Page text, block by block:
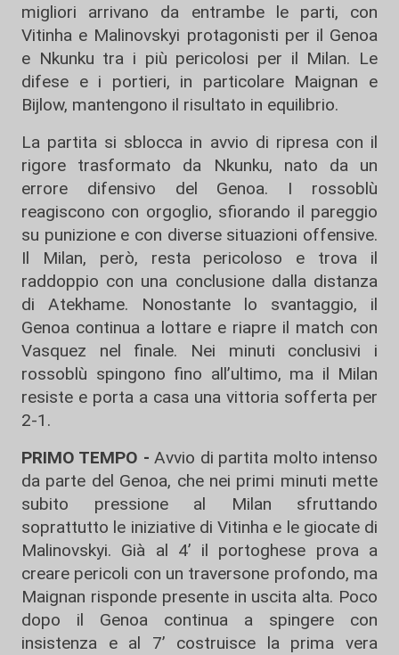
migliori arrivano da entrambe le parti, con
Vitinha e Malinovskyi protagonisti per il Genoa
e Nkunku tra i più pericolosi per il Milan. Le
difese e i portieri, in particolare Maignan e
Bijlow, mantengono il risultato in equilibrio.
La partita si sblocca in avvio di ripresa con il
rigore trasformato da Nkunku, nato da un
errore difensivo del Genoa. I rossoblù
reagiscono con orgoglio, sfiorando il pareggio
su punizione e con diverse situazioni offensive.
Il Milan, però, resta pericoloso e trova il
raddoppio con una conclusione dalla distanza
di Atekhame. Nonostante lo svantaggio, il
Genoa continua a lottare e riapre il match con
Vasquez nel finale. Nei minuti conclusivi i
rossoblù spingono fino all’ultimo, ma il Milan
resiste e porta a casa una vittoria sofferta per
2-1.
PRIMO TEMPO - Avvio di partita molto intenso
da parte del Genoa, che nei primi minuti mette
subito pressione al
Milan sfruttando
soprattutto le iniziative di Vitinha e le giocate di
Malinovskyi. Già al 4’ il portoghese prova a
creare pericoli con un traversone profondo, ma
Maignan risponde presente in uscita alta. Poco
dopo il Genoa continua a spingere con
insistenza e al 7’ costruisce la prima vera